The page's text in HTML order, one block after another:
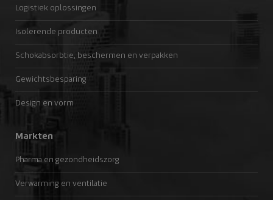
Logistiek oplossingen
Isolerende producten
Schokabsorbtie, beschermen en verpakken
Gewichtsbesparing
Design en vorm
Markten
Pharma en gezondheidszorg
Verwarming en ventilatie